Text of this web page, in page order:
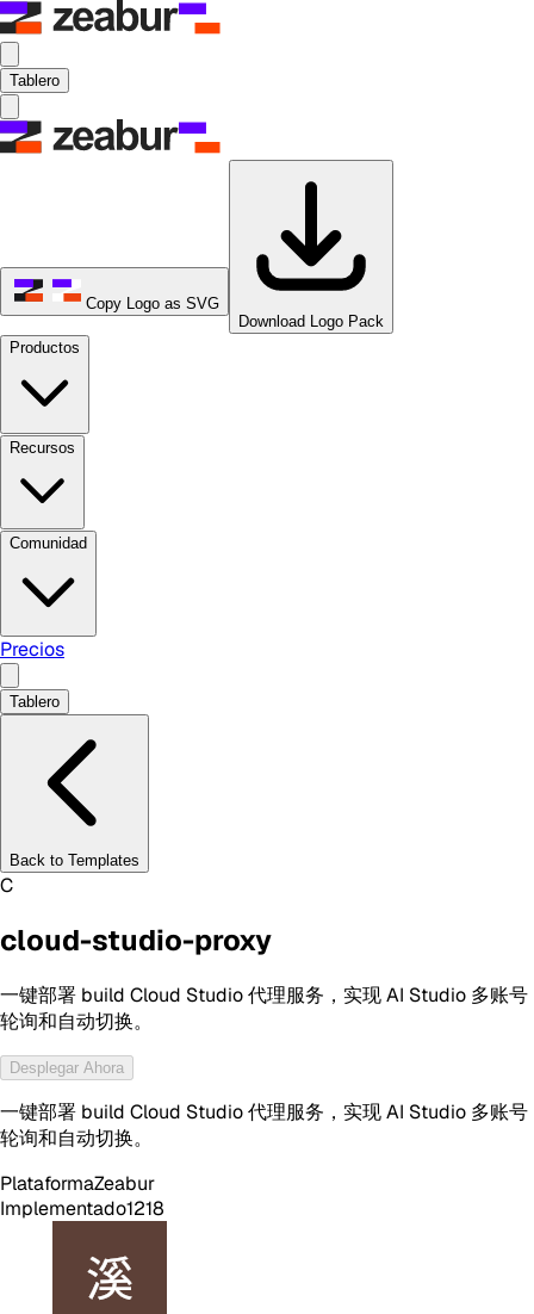
Tablero
Copy Logo as SVG
Download Logo Pack
Productos
Recursos
Comunidad
Precios
Tablero
Back to Templates
C
cloud-studio-proxy
一键部署 build Cloud Studio 代理服务，实现 AI Studio 多账号
轮询和自动切换。
Desplegar Ahora
一键部署 build Cloud Studio 代理服务，实现 AI Studio 多账号
轮询和自动切换。
PlataformaZeabur
Implementado1218